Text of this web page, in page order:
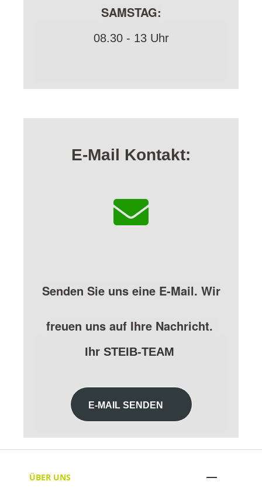
SAMSTAG:
08.30 - 13 Uhr
E-Mail Kontakt:
Senden Sie uns eine E-Mail. Wir
freuen uns auf Ihre Nachricht.
Ihr STEIB-TEAM
E-MAIL SENDEN
ÜBER UNS